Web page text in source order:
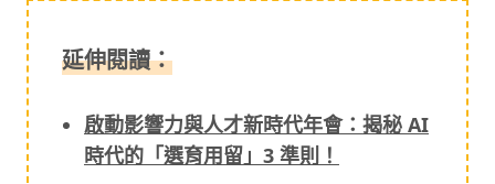
延伸閱讀：
啟動影響力與人才新時代年會：揭秘 AI
時代的「選育用留」3 準則！